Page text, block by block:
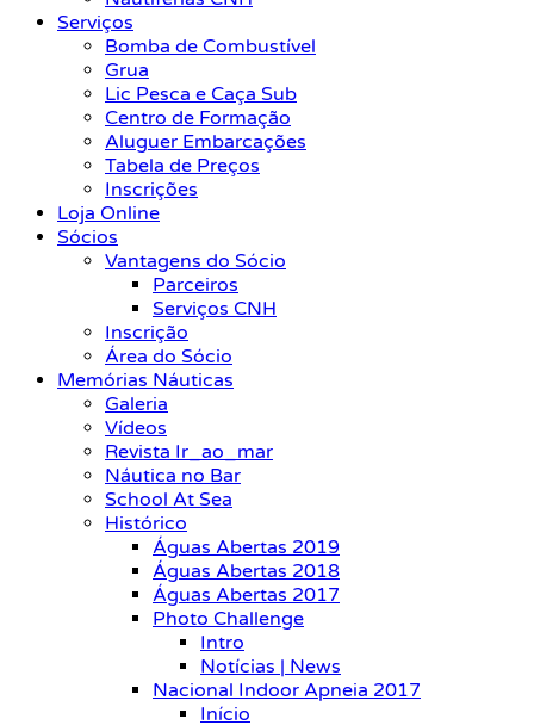
Serviços
Bomba de Combustível
Grua
Lic Pesca e Caça Sub
Centro de Formação
Aluguer Embarcações
Tabela de Preços
Inscrições
Loja Online
Sócios
Vantagens do Sócio
Parceiros
Serviços CNH
Inscrição
Área do Sócio
Memórias Náuticas
Galeria
Vídeos
Revista Ir_ao_mar
Náutica no Bar
School At Sea
Histórico
Águas Abertas 2019
Águas Abertas 2018
Águas Abertas 2017
Photo Challenge
Intro
Notícias | News
Nacional Indoor Apneia 2017
Início